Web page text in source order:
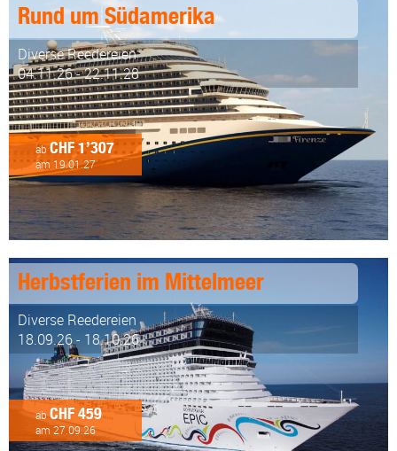
Rund um Südamerika
Diverse Reedereien
04.11.26 - 22.11.28
abCHF 1’307
am 19.01.27
Herbstferien im Mittelmeer
Diverse Reedereien
18.09.26 - 18.10.26
abCHF 459
am 27.09.26